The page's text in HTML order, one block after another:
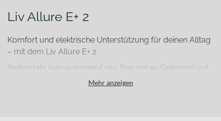
Liv Allure E+ 2
Komfort und elektrische Unterstützung für deinen Alltag
– mit dem Liv Allure E+ 2
Stadtverkehr kann anstrengend sein: Stop-and-go, Gegenwind und
unterstützt dich genau dort, wo du es brauchst. Als komfortables E-
Mehr anzeigen